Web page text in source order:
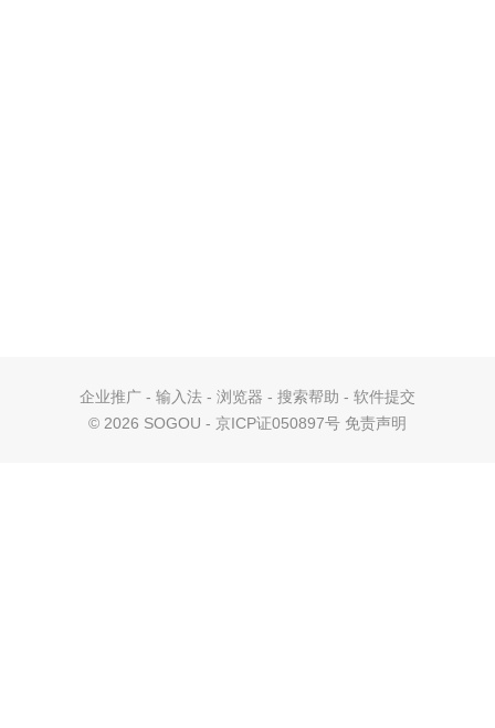
企业推广 - 输入法 - 浏览器 - 搜索帮助 - 软件提交
© 2026 SOGOU - 京ICP证050897号 免责声明